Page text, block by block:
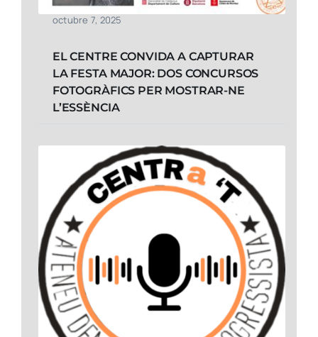
octubre 7, 2025
EL CENTRE CONVIDA A CAPTURAR
LA FESTA MAJOR: DOS CONCURSOS
FOTOGRÀFICS PER MOSTRAR-NE
L’ESSÈNCIA